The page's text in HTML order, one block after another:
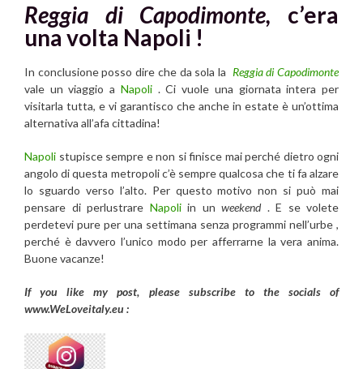
Reggia di Capodimonte, c’era
una volta Napoli !
In conclusione posso dire che da sola la Reggia di Capodimonte
vale un viaggio a Napoli. Ci vuole una giornata intera per
visitarla tutta, e vi garantisco che anche in estate è un’ottima
alternativa all’afa cittadina!
Napoli stupisce sempre e non si finisce mai perché dietro ogni
angolo di questa metropoli c’è sempre qualcosa che ti fa alzare
lo sguardo verso l’alto. Per questo motivo non si può mai
pensare di perlustrare Napoliin un weekend . E se volete
perdetevi pure per una settimana senza programmi nell’urbe ,
perché è davvero l’unico modo per afferrarne la vera anima.
Buone vacanze!
If you like my post, please subscribe to the socials of
www.WeLoveitaly.eu :